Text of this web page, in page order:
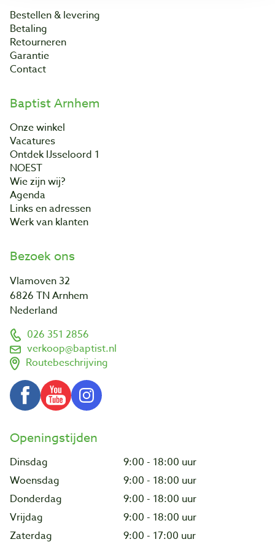
Bestellen & levering
Betaling
Retourneren
Garantie
Contact
Baptist Arnhem
Onze winkel
Vacatures
Ontdek IJsseloord 1
NOEST
Wie zijn wij?
Agenda
Links en adressen
Werk van klanten
Bezoek ons
Vlamoven 32
6826 TN Arnhem
Nederland
026 351 2856
verkoop@baptist.nl
Routebeschrijving
Openingstijden
Dinsdag
9:00 - 18:00 uur
Woensdag
9:00 - 18:00 uur
Donderdag
9:00 - 18:00 uur
Vrijdag
9:00 - 18:00 uur
Zaterdag
9:00 - 17:00 uur